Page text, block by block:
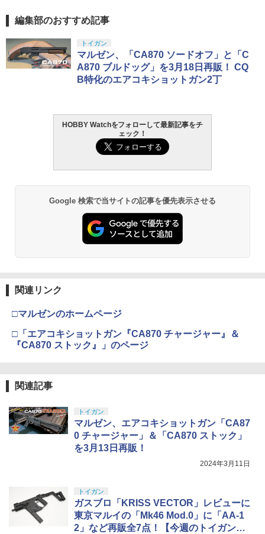
編集部のおすすめ記事
トイガン
マルゼン、「CA870 ソードオフ」と「C
A870 ブルドッグ」を3月18日再販！ CQ
B特化のエアコキショットガン2丁
HOBBY Watchをフォローして最新記事をチ
ェック！
Google 検索で当サイトの記事を優先表示させる
関連リンク
□マルゼンのホームページ
□「エアコキショットガン『CA870 チャージャー』＆
『CA870 ストック』」のページ
関連記事
トイガン
マルゼン、エアコキショットガン「CA87
0 チャージャー」＆「CA870 ストック」
を3月13日再販！
2024年3月11日
トイガン
ガスブロ「KRISS VECTOR」レビューに
東京マルイの「Mk46 Mod.0」に「AA-1
2」など再販全7点！【今週のトイガンニ